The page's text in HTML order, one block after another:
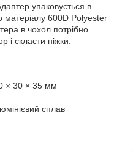
упаковується в
матеріалу 600D Polyester
в чохол потрібно
і скласти ніжки.
× 30 × 35 мм
сплав